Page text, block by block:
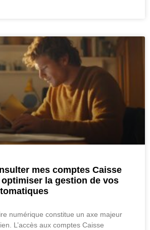
mes comptes Caisse
optimiser la gestion de vos
numérique constitue un axe majeur
L’accès aux comptes Caisse